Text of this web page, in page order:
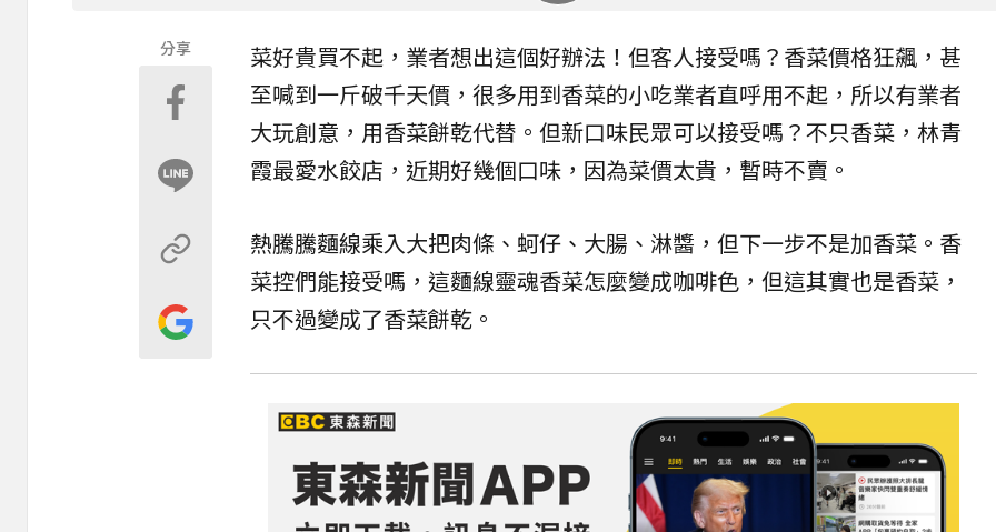
分享 菜好貴買不起，業者想出這個好辦法！但客人接受嗎？ 香菜價格狂飆，甚
至喊到一斤破千天價，很多用到香菜的小吃業者直呼用不起，所以有業者
大玩創意，用香菜餅乾代替。但新口味民眾可以接受嗎？不只香菜，林青
霞最愛水餃店，近期好幾個口味，因為菜價太貴，暫時不賣。
熱騰騰麵線乘入大把肉條、蚵仔、大腸、淋醬，但下一步不是加香菜。香
菜控們能接受嗎，這麵線靈魂香菜怎麼變成咖啡色，但這其實也是香菜，
只不過變成了香菜餅乾。